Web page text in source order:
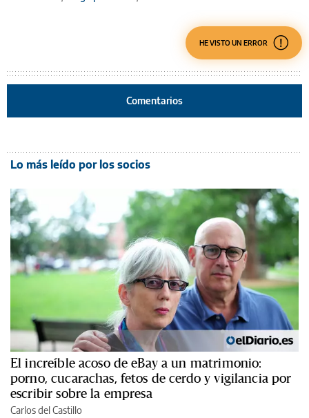
HE VISTO UN ERROR
Comentarios
Lo más leído por los socios
El increíble acoso de eBay a un matrimonio:
porno, cucarachas, fetos de cerdo y vigilancia por
escribir sobre la empresa
Carlos del Castillo